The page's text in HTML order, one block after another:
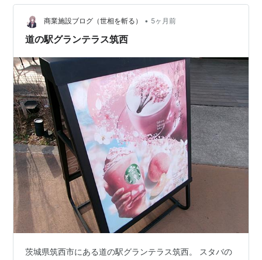
商業施設ブログ（世相を斬る） • 5ヶ月前
道の駅グランテラス筑西
茨城県筑西市にある道の駅グランテラス筑西。 スタバの